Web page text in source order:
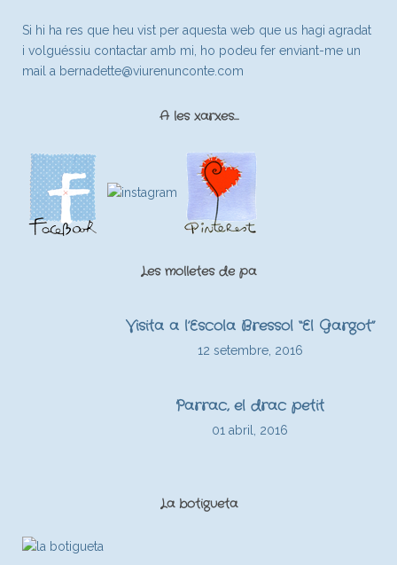
Si hi ha res que heu vist per aquesta web que us hagi agradat
i volguéssiu contactar amb mi, ho podeu fer enviant-me un
mail a bernadette@viurenunconte.com
A les xarxes…
Les molletes de pa
Visita a l’Escola Bressol “El Gargot”
12 setembre, 2016
Parrac, el drac petit
01 abril, 2016
La botigueta